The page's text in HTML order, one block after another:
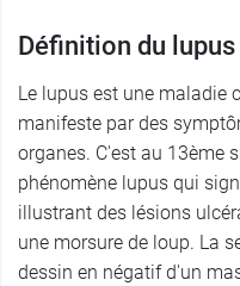
Définition du lupus
Le lupus est une maladie
manifeste par des
organes. C'est au 13ème
phénomène lupus qui
illustrant des lésions
une morsure de loup. La
dessin en négatif d'un